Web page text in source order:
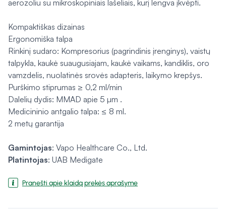
aerozoliu su mikroskopiniais lašeliais, kurį lengva įkvėpti.
Kompaktiškas dizainas
Ergonomiška talpa
Rinkinį sudaro: Kompresorius (pagrindinis įrenginys), vaistų
talpykla, kaukė suaugusiajam, kaukė vaikams, kandiklis, oro
vamzdelis, nuolatinės srovės adapteris, laikymo krepšys.
Purškimo stiprumas ≥ 0,2 ml/min
Dalelių dydis: MMAD apie 5 µm .
Medicininio antgalio talpa: ≤ 8 ml.
2 metų garantija
Gamintojas: Vapo Healthcare Co., Ltd.
Platintojas: UAB Medigate
Pranešti apie klaidą prekės aprašyme